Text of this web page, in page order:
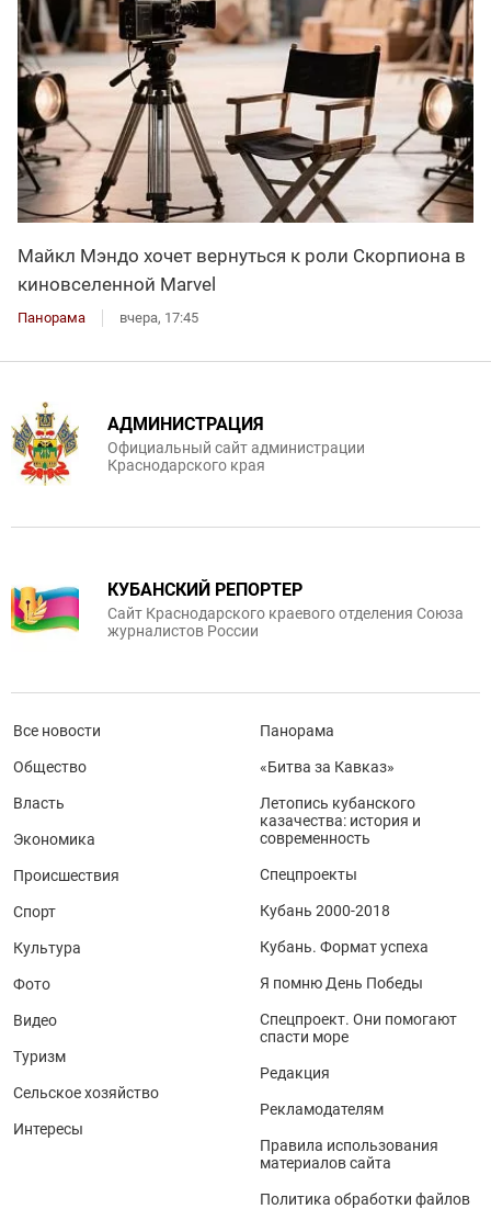
Майкл Мэндо хочет вернуться к роли Скорпиона в
киновселенной Marvel
Панорама вчера, 17:45
АДМИНИСТРАЦИЯ
Официальный сайт администрации
Краснодарского края
КУБАНСКИЙ РЕПОРТЕР
Сайт Краснодарского краевого отделения Союза
журналистов России
Все новости
Общество
Власть
Экономика
Происшествия
Спорт
Культура
Фото
Видео
Туризм
Сельское хозяйство
Интересы
Панорама
«Битва за Кавказ»
Летопись кубанского
казачества: история и
современность
Спецпроекты
Кубань 2000-2018
Кубань. Формат успеха
Я помню День Победы
Спецпроект. Они помогают
спасти море
Редакция
Рекламодателям
Правила использования
материалов сайта
Политика обработки файлов